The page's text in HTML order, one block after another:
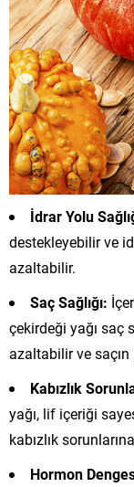
İdrar Yolu
destekleyebilir ve
azaltabilir.
Saç Sağlığı:
çekirdeği yağı saç
azaltabilir ve saçın
Kabızlık
yağı, lif içeriği
kabızlık
Hormon